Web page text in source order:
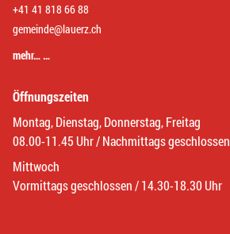
+41 41 818 66 88
gemeinde@lauerz.ch
mehr… …
Öffnungszeiten
Montag, Dienstag, Donnerstag, Freitag
08.00-11.45 Uhr / Nachmittags geschlossen
Mittwoch
Vormittags geschlossen / 14.30-18.30 Uhr